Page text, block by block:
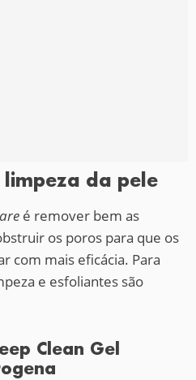
da pele
é remover bem as
os poros para que os
com mais eficácia. Para
e esfoliantes são
Clean Gel